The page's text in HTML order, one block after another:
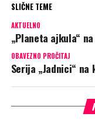
SLIČNE TEME
AKTUELNO
„Planeta ajkula“
OBAVEZNO PROČITAJ
Serija „Jadnici“ na